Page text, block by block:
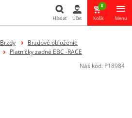
Hľadať Účet
0
Košík Menu
Brzdy
Brzdové obloženie
Platničky zadné EBC -RACE
Náš kód: P18984